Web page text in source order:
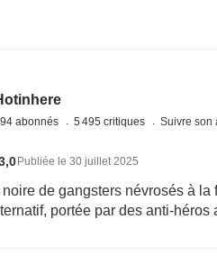
abonnés 5 495 critiques Suivre son
Publiée le 30 juillet 2025
de gangsters névrosés à
portée par des anti-héros